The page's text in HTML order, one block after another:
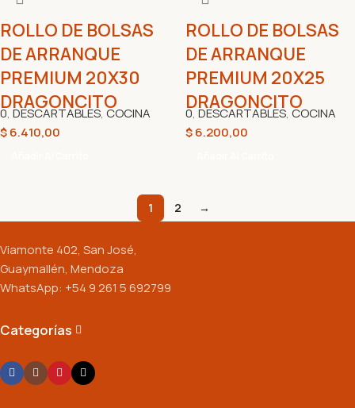
ROLLO DE BOLSAS
DE ARRANQUE
PREMIUM 20X30
DRAGONCITO
0,DESCARTABLES, COCINA
$6.410,00
ROLLO DE BOLSAS
DE ARRANQUE
PREMIUM 20X25
DRAGONCITO
0,DESCARTABLES, COCINA
$6.200,00
1 2 →
Viamonte 402, San José,
Guaymallén, Mendoza
WhatsApp: +54 9 261 5 692799
Categorías